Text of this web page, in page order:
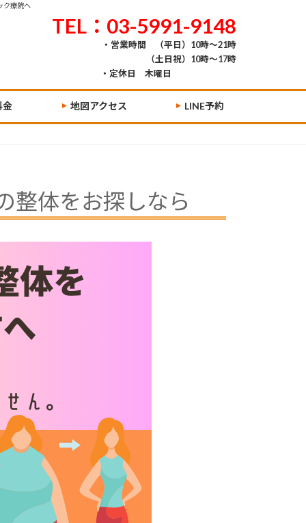
ク療院へ
TEL：03-5991-9148
・営業時間 （平日）10時～21時
（土日祝）10時～17時
・定休日 木曜日
金 地図アクセス LINE予約
整体をお探しなら